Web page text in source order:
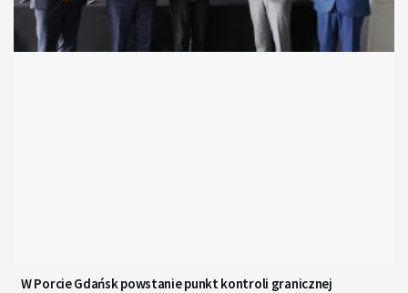
W Porcie Gdańsk powstanie punkt kontroli granicznej